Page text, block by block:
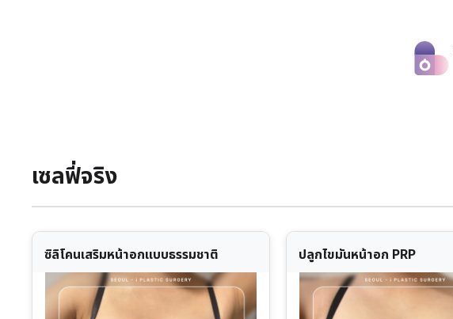
เซลฟี่จริง
ซิลิโคนเสริมหน้าอกแบบธรรมชาติ ปลูกไขมันหน้าอก PRP